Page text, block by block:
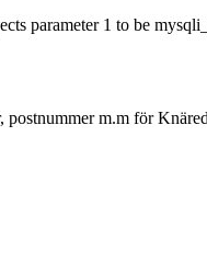
parameter 1 to be
postnummer m.m för